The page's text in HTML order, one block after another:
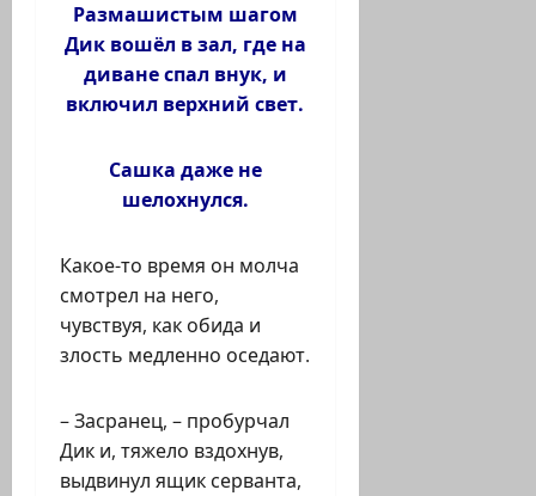
Размашистым шагом
Дик вошёл в зал, где на
диване спал внук, и
включил верхний свет.
Сашка даже не
шелохнулся.
Какое-то время он молча
смотрел на него,
чувствуя, как обида и
злость медленно оседают.
– Засранец, – пробурчал
Дик и, тяжело вздохнув,
выдвинул ящик серванта,